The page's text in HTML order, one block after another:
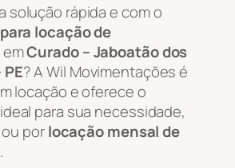
solução rápida e com o
locação de
emCurado – Jaboatão dos
? A Wil Movimentações é
locação e oferece o
para sua necessidade,
porlocação mensal de
.